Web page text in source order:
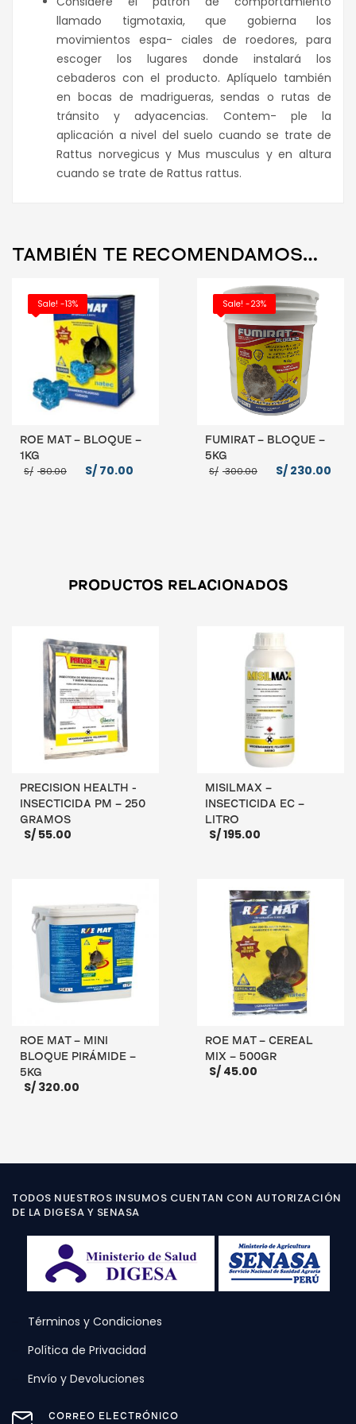
llamado tigmotaxia, que gobierna los
movimientos espa- ciales de roedores, para
escoger los lugares donde instalará los
cebaderos con el producto. Aplíquelo también
en bocas de madrigueras, sendas o rutas de
tránsito y adyacencias. Contem- ple la
aplicación a nivel del suelo cuando se trate de
Rattus norvegicus y Mus musculus y en altura
cuando se trate de Rattus rattus.
TAMBIÉN TE RECOMENDAMOS…
Sale! -13%
ROE MAT – BLOQUE –
1KG
S/ 80.00 El
precio
S/ 70.00
Sale! -23%
FUMIRAT – BLOQUE –
5KG
S/ 300.00 El
precio
S/230.00
PRODUCTOS RELACIONADOS
PRECISION HEALTH -
INSECTICIDA PM – 250
GRAMOS
S/ 55.00
MISILMAX –
INSECTICIDA EC –
LITRO
S/195.00
AÑADIR AL CARRITO
ROE MAT – MINI
BLOQUE PIRÁMIDE –
5KG
S/ 320.00
ROE MAT – CEREAL
MIX – 500GR
S/45.00
TODOS NUESTROS INSUMOS CUENTAN CON AUTORIZACIÓN
DE LA DIGESA Y SENASA
Términos y Condiciones
Política de Privacidad
Envío y Devoluciones
CORREO ELECTRÓNICO